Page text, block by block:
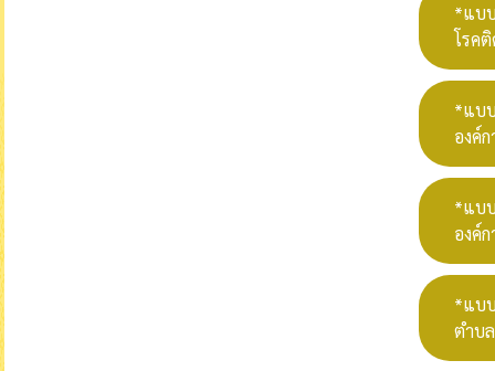
*แบ
โรค
*แบ
องค์
*แบ
องค์
*แบ
ตำบ